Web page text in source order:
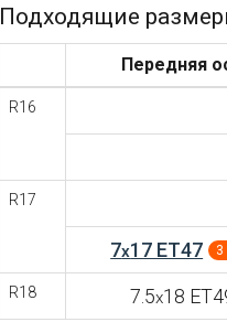
Подходящие
Передняя
R16
R17
7x17 ET47 3
R18 7.5x18